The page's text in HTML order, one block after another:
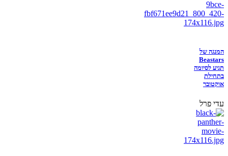
המנגה של
Beastars
תגיע לסיומה
בתחילת
אוקטובר
עדי פרל